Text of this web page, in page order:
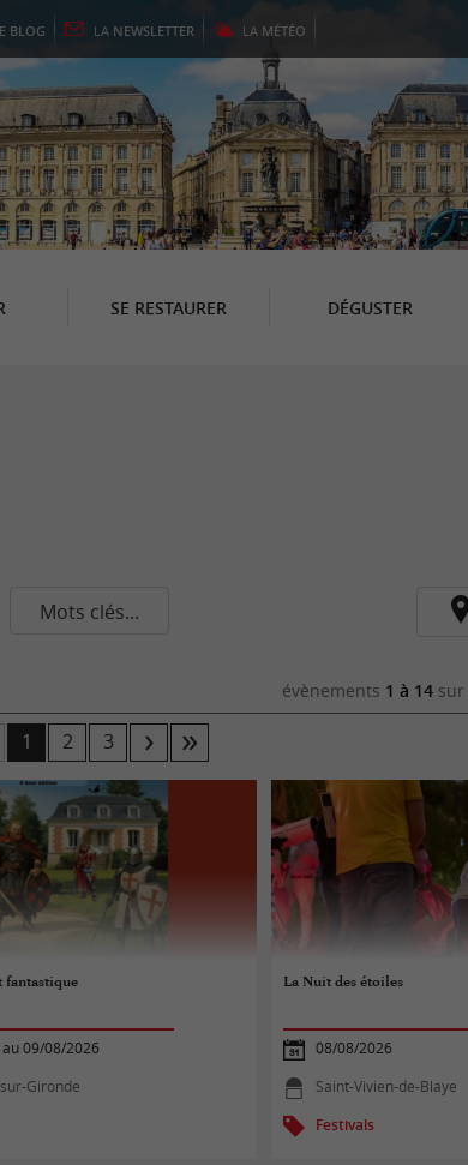
BLOG LA NEWSLETTER LA MÉTÉO
SE RESTAURER DÉGUSTER
Mots clés...
évènements 1 à 14 sur
1 2 3
fantastique
09/08/2026
Gironde
La Nuit des étoiles
08/08/2026
Saint-Vivien-de-Blaye
Festivals